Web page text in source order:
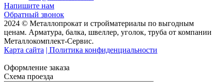
Напишите нам
Обратный звонок
2024 © Металлопрокат и стройматериалы по выгодным
ценам. Арматура, балка, швеллер, уголок, труба от компании
Металлокомплект-Сервис.
Карта сайта | Политика конфиденциальности
Оформление заказа
Схема проезда